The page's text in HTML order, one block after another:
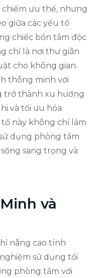
ưu thế, nhưng
giữa các yếu tố
chiếc bồn tắm độc
chỉ là nơi thư giãn
cho không gian.
thông minh với
trở thành xu hướng
và tối ưu hóa
này không chỉ làm
dụng phòng tắm
sang trọng và
và
nâng cao tính
sử dụng tối
phòng tắm với